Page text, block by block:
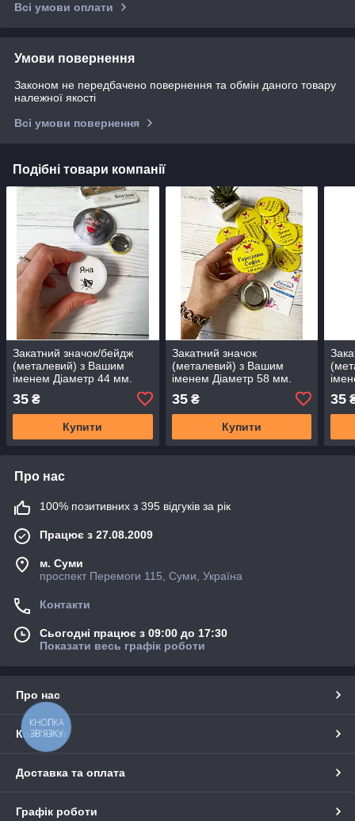
Всі умови оплати
Умови повернення
Законом не передбачено повернення та обмін даного товару
належної якості
Всі умови повернення
Подібні товари компанії
Закатний значок/бейдж
(металевий) з Вашим
іменем Діаметр 44 мм.
35 ₴
Купити
Закатний значок
(металевий) з Вашим
іменем Діаметр 58 мм.
35₴
Купити
35
Про нас
100% позитивних з 395 відгуків за рік
Працює з 27.08.2009
м. Суми
проспект Перемоги 115, Суми, Україна
Контакти
Сьогодні працює з 09:00 до 17:30
Показати весь графік роботи
Про нас
Контакти
Доставка та оплата
Графік роботи
КНОПКА
ЗВ'ЯЗКУ